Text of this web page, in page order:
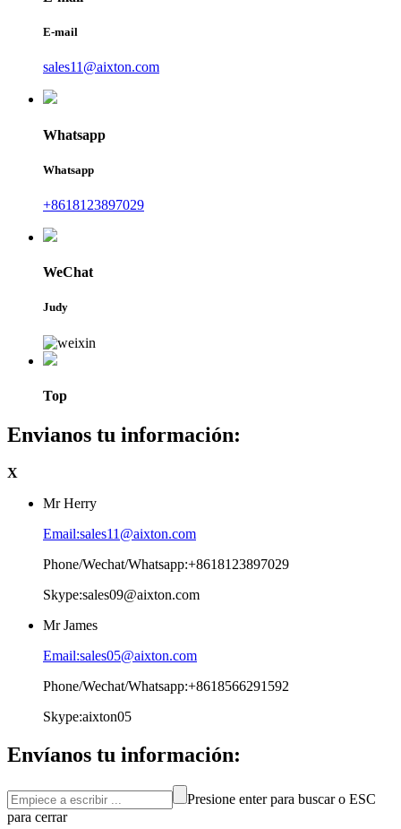
E-mail
sales11@aixton.com
Whatsapp
Whatsapp
+8618123897029
WeChat
Judy
Top
Envianos tu información:
X
Mr Herry
Email:sales11@aixton.com
Phone/Wechat/Whatsapp:+8618123897029
Skype:sales09@aixton.com
Mr James
Email:sales05@aixton.com
Phone/Wechat/Whatsapp:+8618566291592
Skype:aixton05
Envíanos tu información:
Presione enter para buscar o ESC
para cerrar